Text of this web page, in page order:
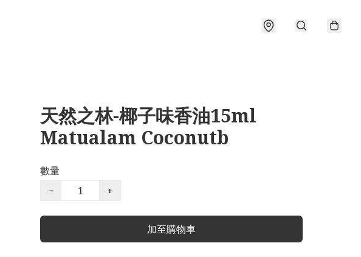
天然之林-椰子味香油15ml
Matualam Coconutb
數量
−
+
加至購物車